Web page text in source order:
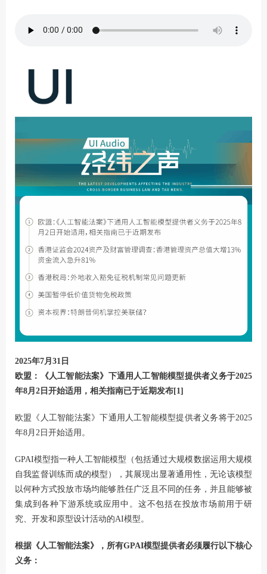
2025年7月31日
欧盟：《人工智能法案》下通用人工智能模型提供者义务于2025
年8月2日开始适用，相关指南已于近期发布[1]
欧盟《人工智能法案》下通用人工智能模型提供者义务将于2025
年8月2日开始适用。
GPAI模型指一种人工智能模型（包括通过大规模数据运用大规模
自我监督训练而成的模型），其展现出显著通用性，无论该模型
以何种方式投放市场均能够胜任广泛且不同的任务，并且能够被
集成到各种下游系统或应用中。这不包括在投放市场前用于研
究、开发和原型设计活动的AI模型。
根据《人工智能法案》，所有GPAI模型提供者必须履行以下核心
义务：